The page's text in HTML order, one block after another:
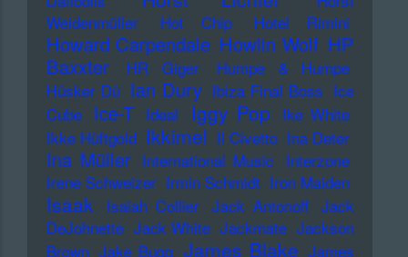
Weidenmüller
Hot Chip Hotel Rimini
Howard Carpendale Howlin Wolf HP
Baxxter
HR Giger
Humpe & Humpe
Hüsker Dü Ian Dury Ibiza Final Boss Ice
Cube
Ice-T Ideal Iggy Pop Ike White
Ikke Hüftgold Ikkimel Il Civetto Ina Deter
Ina Müller International Music Interzone
Irene Schweizer Irmin Schmidt Iron Maiden
Isaak Isaiah Collier Jack Antonoff Jack
DeJohnette Jack White Jackmate Jackson
Brown Jake Bugg James Blake James